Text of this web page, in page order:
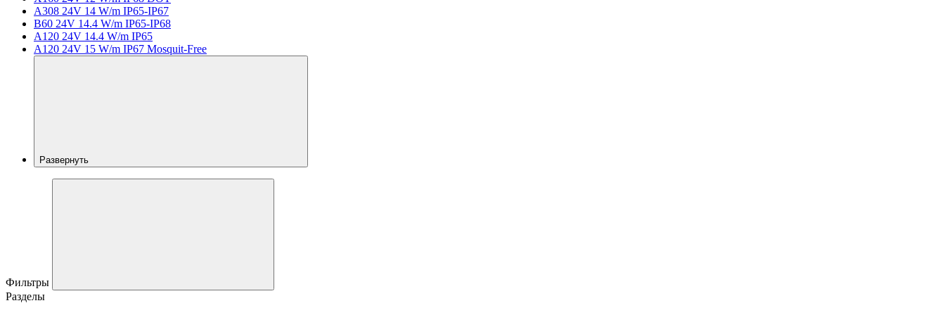
A308 24V 14 W/m IP65-IP67
B60 24V 14.4 W/m IP65-IP68
A120 24V 14.4 W/m IP65
A120 24V 15 W/m IP67 Mosquit-Free
Развернуть
Фильтры
Разделы